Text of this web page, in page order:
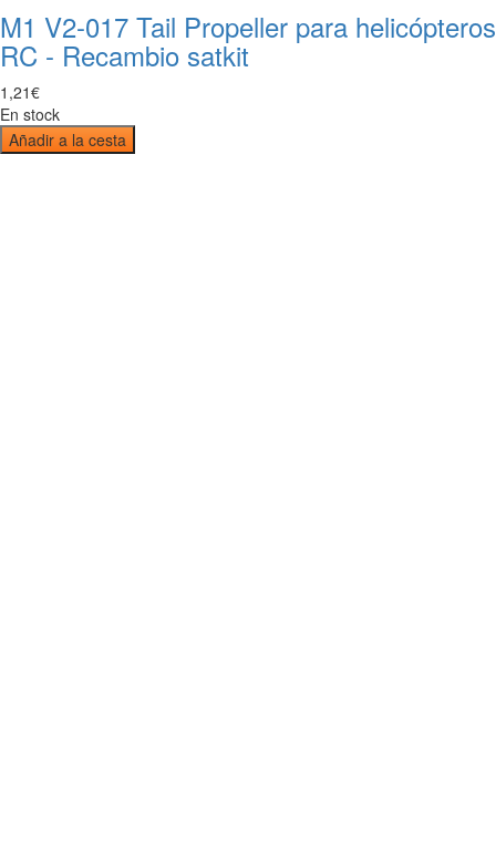
M1 V2-017 Tail Propeller para helicópteros
RC - Recambio satkit
1 ,21€
En stock
Añadir a la cesta